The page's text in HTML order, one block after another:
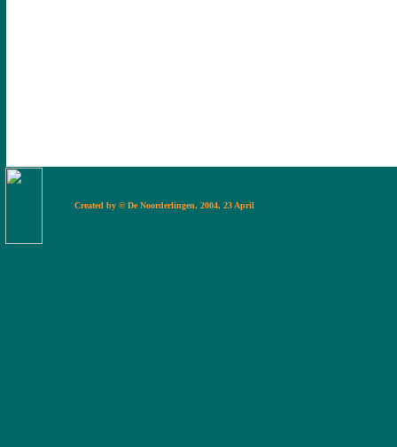
Created by © De Noorderlingen, 2004, 23 April